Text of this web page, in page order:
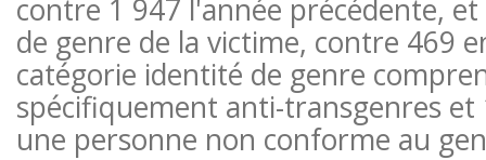
contre 1 947 l'année précédente,
de genre de la victime, contre 469
catégorie identité de genre
spécifiquement anti-transgenres et
une personne non conforme au